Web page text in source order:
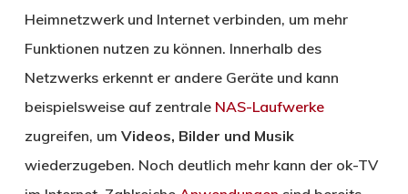
Heimnetzwerk und Internet verbinden, um mehr
Funktionen nutzen zu können. Innerhalb des
Netzwerks erkennt er andere Geräte und kann
beispielsweise auf zentrale NAS-Laufwerke
zugreifen, um Videos, Bilder und Musik
wiederzugeben. Noch deutlich mehr kann der ok-TV